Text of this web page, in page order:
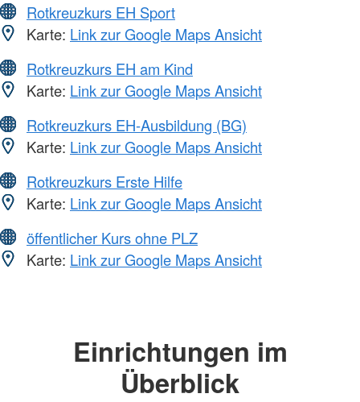
Rotkreuzkurs EH Sport
Karte: Link zur Google Maps Ansicht
Rotkreuzkurs EH am Kind
Karte: Link zur Google Maps Ansicht
Rotkreuzkurs EH-Ausbildung (BG)
Karte: Link zur Google Maps Ansicht
Rotkreuzkurs Erste Hilfe
Karte: Link zur Google Maps Ansicht
öffentlicher Kurs ohne PLZ
Karte: Link zur Google Maps Ansicht
Einrichtungen im
Überblick